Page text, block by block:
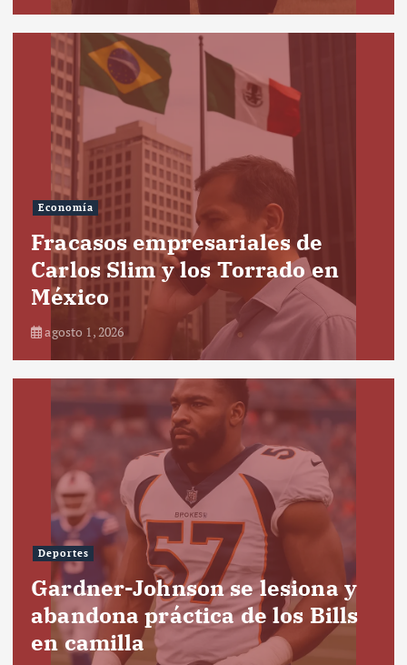
Economía
Fracasos empresariales de
Carlos Slim y los Torrado en
México
agosto 1, 2026
Deportes
Gardner-Johnson se lesiona y
abandona práctica de los Bills
en camilla